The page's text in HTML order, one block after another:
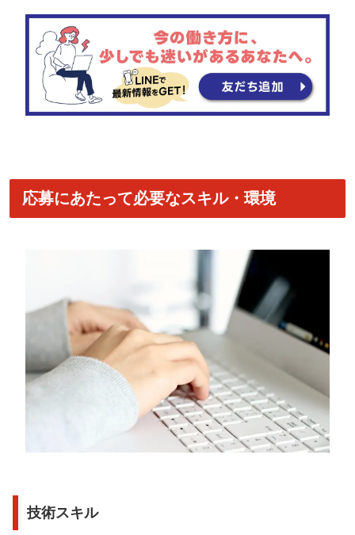
応募にあたって必要なスキル・環境
技術スキル